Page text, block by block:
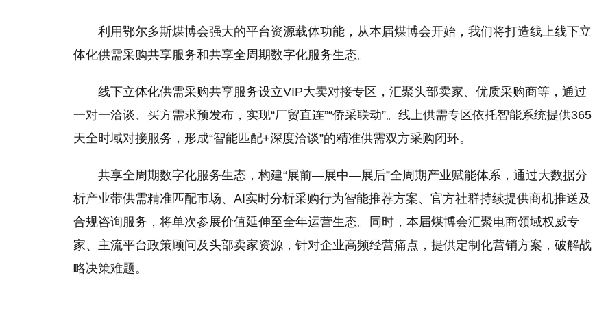
利用鄂尔多斯煤博会强大的平台资源载体功能，从本届煤博会开始，我们将打造线上线下立
体化供需采购共享服务和共享全周期数字化服务生态。
线下立体化供需采购共享服务设立VIP大卖对接专区，汇聚头部卖家、优质采购商等，通过
一对一洽谈、买方需求预发布，实现“厂贸直连”“侨采联动”。线上供需专区依托智能系统提供365
天全时域对接服务，形成“智能匹配+深度洽谈”的精准供需双方采购闭环。
共享全周期数字化服务生态，构建“展前—展中—展后”全周期产业赋能体系，通过大数据分
析产业带供需精准匹配市场、AI实时分析采购行为智能推荐方案、官方社群持续提供商机推送及
合规咨询服务，将单次参展价值延伸至全年运营生态。同时，本届煤博会汇聚电商领域权威专
家、主流平台政策顾问及头部卖家资源，针对企业高频经营痛点，提供定制化营销方案，破解战
略决策难题。